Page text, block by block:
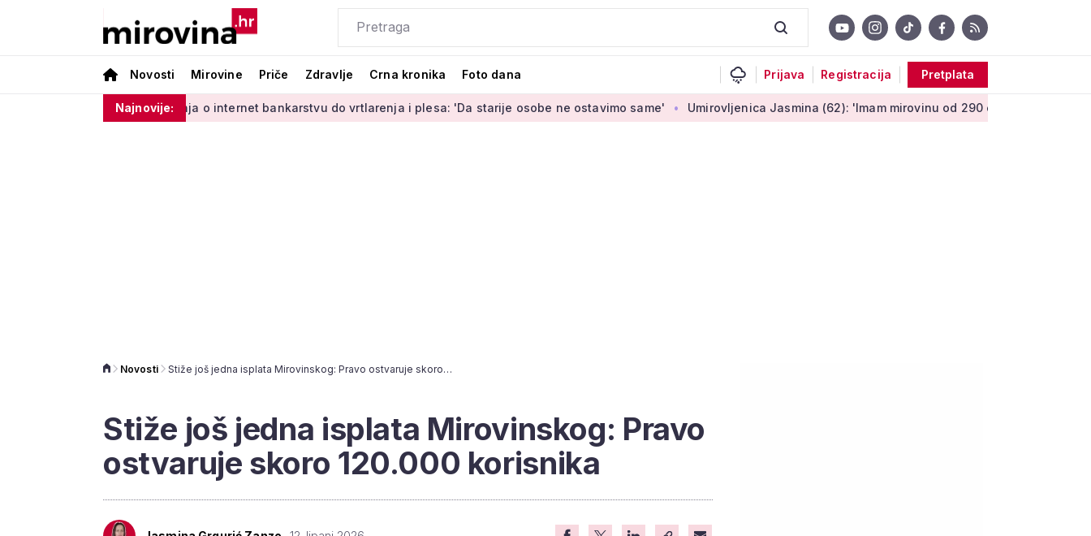
Novosti Mirovine Priče Zdravlje Crna kronika Foto dana Prijava Registracija Pretplata
Najnovije:
Od učenja o internet bankarstvu do vrtlarenja i plesa: 'Da starije osobe ne ostavimo same' Umirovljenica Jasmina (62): 'Imam mirovinu od 290 eura, a dobijem i socijalnu
Novosti Stiže još jedna isplata Mirovinskog: Pravo ostvaruje skoro 120.000 korisnika
Stiže još jedna isplata Mirovinskog: Pravo
ostvaruje skoro 120.000 korisnika